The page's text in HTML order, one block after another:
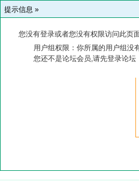
提示信息 »
您没有登录或者您没有权限访问此页
用户组权限：你所属的用户组没
您还不是论坛会员,请先登录论坛